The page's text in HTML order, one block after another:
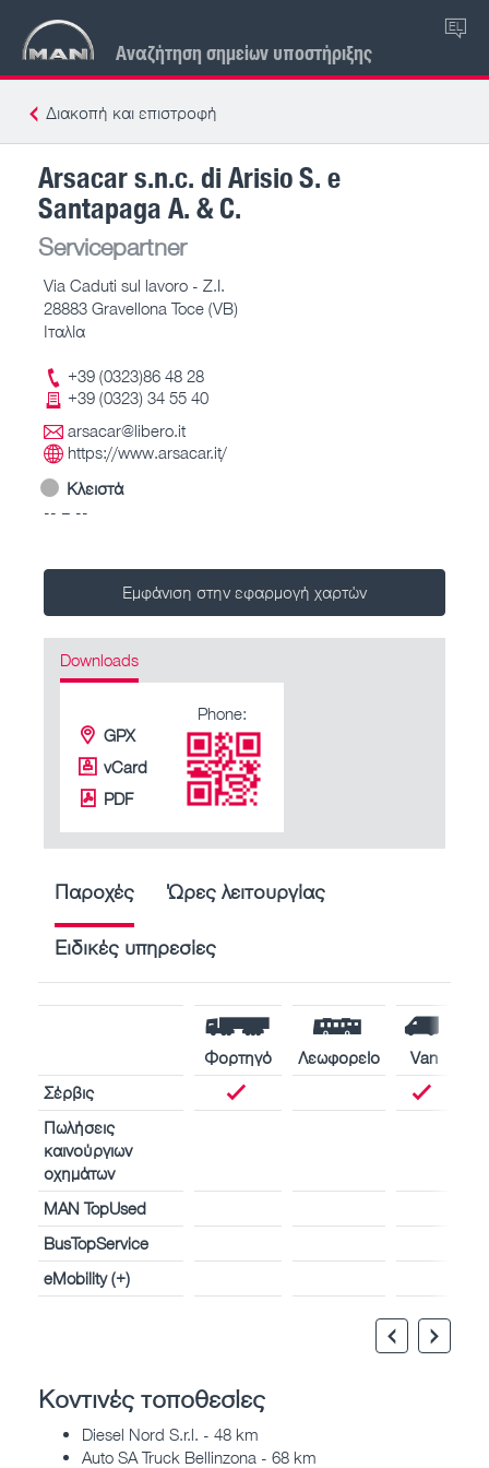
Αναζήτηση σημείων υποστήριξης
EL
Διακοπή και επιστροφή
Arsacar s.n.c. di Arisio S. e
Santapaga A. & C.
Servicepartner
Via Caduti sul lavoro - Z.I.
28883 Gravellona Toce (VB)
Ιταλία
+39 (0323)86 48 28
+39 (0323) 34 55 40
arsacar@libero.it
https://www.arsacar.it/
Κλειστά
-- – --
Εμφάνιση στην εφαρμογή χαρτών
Downloads
GPX
vCard
PDF
Phone:
Παροχές Ώρες λειτουργίας
Ειδικές υπηρεσίες
Φορτηγό Λεωφορείο
Van
Σέρβις
Πωλήσεις
καινούργιων
οχημάτων
MAN TopUsed
BusTopService
eMobility (+)
Κοντινές τοποθεσίες
Diesel Nord S.r.l. - 48 km
Auto SA Truck Bellinzona - 68 km